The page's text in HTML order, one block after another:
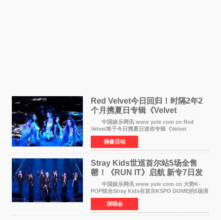
Red Velvet今日回归！时隔2年2
个月携夏日专辑《Velvet
Summer》重启完整体活动
中国娱乐网讯 www yule com cn Red
Velvet将于今日携夏日迷你专辑《Velvet
Summer》时隔2年2个月重启完整体活动。这张
于8月3日发行的专辑，主打柔和成熟氛围的夏日
音乐，收录了成员们想着
偶像活动
Stray Kids世巡首尔站5场全售
罄！《RUN IT》启航 新专7日发
中国娱乐网讯 www yule com cn 大势K-
POP组合Stray Kids在首尔KSPO DOME的5场演
唱会全部售罄，为新世界巡演拉开序幕。据所属
社JYP娱乐透露，Stray Kids于上月25至26日、
29日及本月1至2日
演唱会